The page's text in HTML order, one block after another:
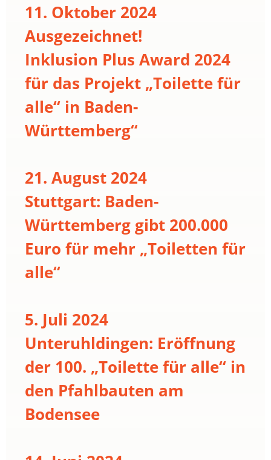
11. Oktober 2024
Ausgezeichnet!
Inklusion Plus Award 2024
für das Projekt „Toilette für
alle“ in Baden-
Württemberg“
21. August 2024
Stuttgart: Baden-
Württemberg gibt 200.000
Euro für mehr „Toiletten für
alle“
5. Juli 2024
Unteruhldingen: Eröffnung
der 100. „Toilette für alle“ in
den Pfahlbauten am
Bodensee